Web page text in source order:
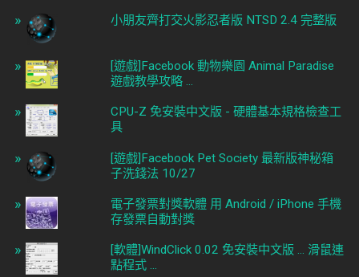
小朋友齊打交火影忍者版 NTSD 2.4 完整版
[遊戲]Facebook 動物樂園 Animal Paradise
遊戲教學攻略 ...
CPU-Z 免安裝中文版 - 硬體基本規格檢查工
具
[遊戲]Facebook Pet Society 最新版神秘箱
子洗錢法 10/27
電子發票對獎軟體 用 Android / iPhone 手機
存發票自動對獎
[軟體]WindClick 0.02 免安裝中文版 ... 滑鼠連
點程式 ...